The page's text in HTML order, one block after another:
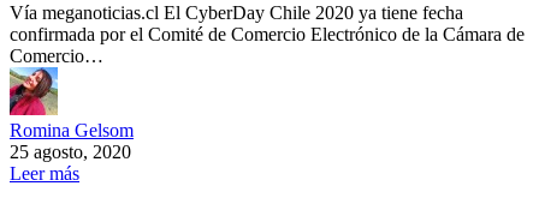
Vía meganoticias.cl El CyberDay Chile 2020 ya tiene fecha
confirmada por el Comité de Comercio Electrónico de la Cámara de
Comercio…
Romina Gelsom
25 agosto, 2020
Leer más